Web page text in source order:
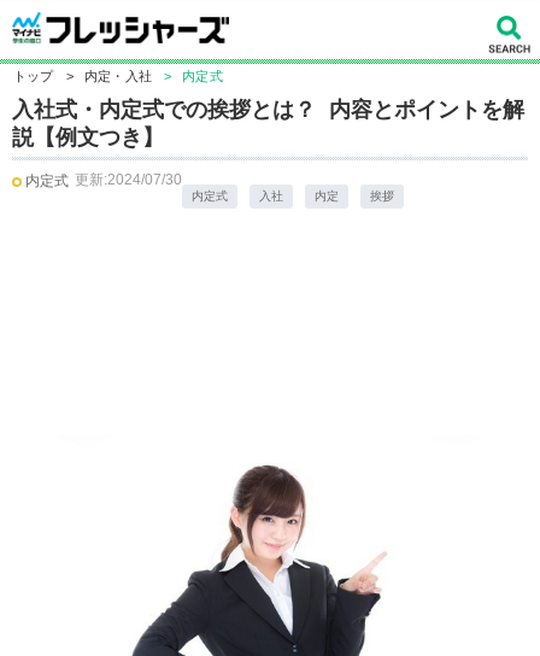
トップ > 内定・入社 > 内定式
入社式・内定式での挨拶とは？ 内容とポイントを解
説【例文つき】
内定式 更新:2024/07/30
内定式 入社 内定 挨拶